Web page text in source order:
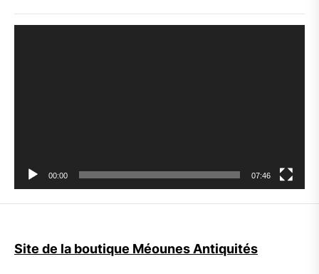
00:00 07:46
Site de la boutique Méounes Antiquités